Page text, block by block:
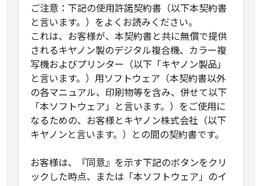
ご注意：下記の使用許諾契約書（以下本契約書
と言います。）をよくお読みください。
これは、お客様が、本契約書と共に無償で提供
されるキヤノン製のデジタル複合機、カラー複
写機およびプリンター（以下「キヤノン製品」
と言います。）用ソフトウェア（本契約書以外
の各マニュアル、印刷物等を含み、併せて以下
「本ソフトウェア」と言います。）をご使用に
なるための、お客様とキヤノン株式会社（以下
キヤノンと言います。）との間の契約書です。
お客様は、『同意』を示す下記のボタンをクリ
ックした時点、または「本ソフトウェア」のイ